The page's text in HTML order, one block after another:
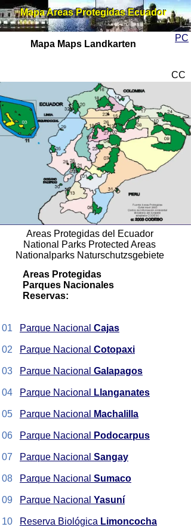
Areas Protegidas del Ecuador
National Parks Protected Areas
Nationalparks Naturschutzsgebiete
PC
Mapa Areas Protegidas Ecuador
Mapa Areas Protegidas Ecuador
01 Parque Nacional Cajas
02 Parque Nacional Cotopaxi
03 Parque Nacional Galapagos
04 Parque Nacional Llanganates
05 Parque Nacional Machalilla
06 Parque Nacional Podocarpus
07 Parque Nacional Sangay
08 Parque Nacional Sumaco
09 Parque Nacional Yasuní
10 Reserva Biológica Limoncocha
Areas Protegidas
Parques Nacionales
Reservas:
Mapa Maps Landkarten
CC